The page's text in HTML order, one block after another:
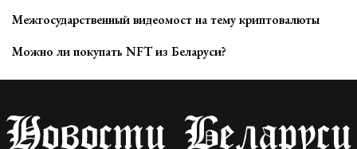
Межгосударственный видеомост на тему криптовалюты
Можно ли покупать NFT из Беларуси?